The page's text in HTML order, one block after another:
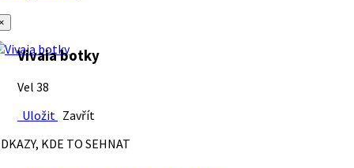
Vivaia botky
Vel 38
Uložit Zavřít
KDE TO SEHNAT